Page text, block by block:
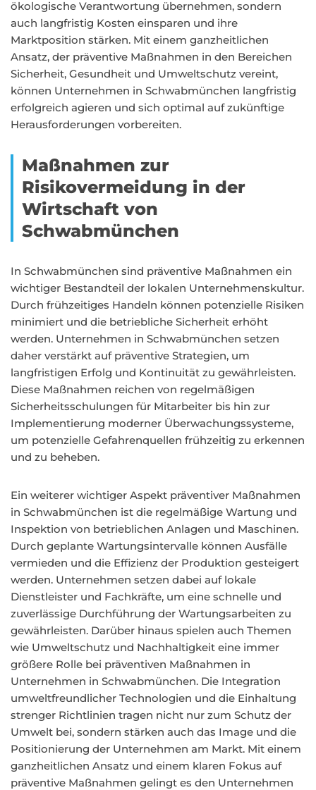
ökologische Verantwortung übernehmen, sondern
auch langfristig Kosten einsparen und ihre
Marktposition stärken. Mit einem ganzheitlichen
Ansatz, der präventive Maßnahmen in den Bereichen
Sicherheit, Gesundheit und Umweltschutz vereint,
können Unternehmen in Schwabmünchen langfristig
erfolgreich agieren und sich optimal auf zukünftige
Herausforderungen vorbereiten.
Maßnahmen zur
Risikovermeidung in der
Wirtschaft von
Schwabmünchen
In Schwabmünchen sind präventive Maßnahmen ein
wichtiger Bestandteil der lokalen Unternehmenskultur.
Durch frühzeitiges Handeln können potenzielle Risiken
minimiert und die betriebliche Sicherheit erhöht
werden. Unternehmen in Schwabmünchen setzen
daher verstärkt auf präventive Strategien, um
langfristigen Erfolg und Kontinuität zu gewährleisten.
Diese Maßnahmen reichen von regelmäßigen
Sicherheitsschulungen für Mitarbeiter bis hin zur
Implementierung moderner Überwachungssysteme,
um potenzielle Gefahrenquellen frühzeitig zu erkennen
und zu beheben.
Ein weiterer wichtiger Aspekt präventiver Maßnahmen
in Schwabmünchen ist die regelmäßige Wartung und
Inspektion von betrieblichen Anlagen und Maschinen.
Durch geplante Wartungsintervalle können Ausfälle
vermieden und die Effizienz der Produktion gesteigert
werden. Unternehmen setzen dabei auf lokale
Dienstleister und Fachkräfte, um eine schnelle und
zuverlässige Durchführung der Wartungsarbeiten zu
gewährleisten. Darüber hinaus spielen auch Themen
wie Umweltschutz und Nachhaltigkeit eine immer
größere Rolle bei präventiven Maßnahmen in
Unternehmen in Schwabmünchen. Die Integration
umweltfreundlicher Technologien und die Einhaltung
strenger Richtlinien tragen nicht nur zum Schutz der
Umwelt bei, sondern stärken auch das Image und die
Positionierung der Unternehmen am Markt. Mit einem
ganzheitlichen Ansatz und einem klaren Fokus auf
präventive Maßnahmen gelingt es den Unternehmen